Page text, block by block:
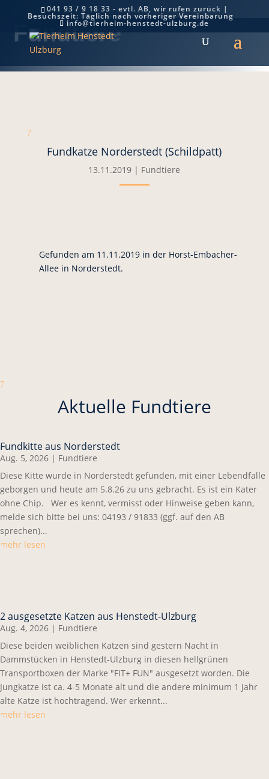
041 93 / 9 18 33 - evtl. AB, wir rufen zurück |
Besuchszeit: Täglich nach vorheriger Vereinbarung
info@tierheim-henstedt-ulzburg.de
Fundtiere
7
Fundkatze Norderstedt (Schildpatt)
13.11.2019 | Fundtiere
Gefunden am 11.11.2019 in der Horst-Embacher-
Allee in Norderstedt.
7
Aktuelle Fundtiere
Fundkitte aus Norderstedt
Aug. 5, 2026 | Fundtiere
Diese Kitte wurde in Norderstedt gefunden, mit einer Lebendfalle
geborgen und heute am 5.8.26 zu uns gebracht. Es ist ein Kater
ohne Chip. Wer es kennt, vermisst oder Hinweise geben kann,
melde sich bitte bei uns: 04193 / 91833 (ggf. auf den AB
sprechen)...
mehr lesen
2 ausgesetzte Katzen aus Henstedt-Ulzburg
Aug. 4, 2026 | Fundtiere
Diese beiden weiblichen Katzen sind gestern Nacht in
Dammstücken in Henstedt-Ulzburg in diesen hellgrünen
Transportboxen der Marke "FIT+ FUN" ausgesetzt worden. Die
Jungkatze ist ca. 4-5 Monate alt und die andere minimum 1 Jahr
alte Katze ist hochtragend. Wer erkennt...
mehr lesen